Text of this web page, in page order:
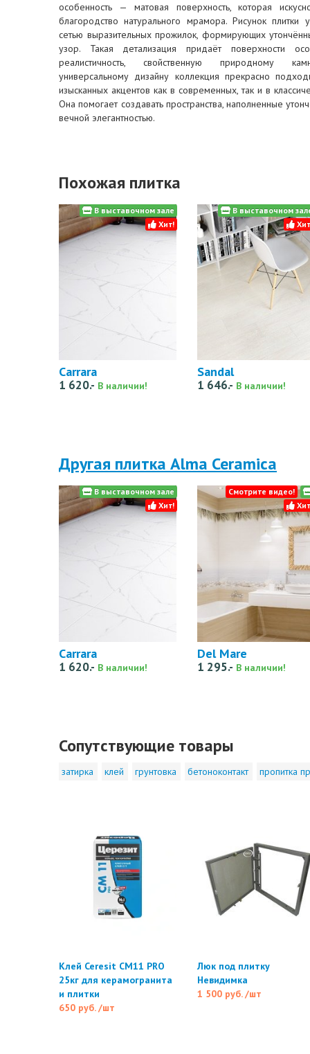
особенность — матовая поверхность, которая
благородство натурального мрамора. Рисунок плитки
сетью выразительных прожилок, формирующих
узор. Такая детализация придаёт поверхности
реалистичность, свойственную природному
универсальному дизайну коллекция прекрасно
изысканных акцентов как в современных, так и в
Она помогает создавать пространства, наполненные
вечной элегантностью.
Похожая плитка
Carrara
1 620.- В наличии!
В выставочном зале
Хит!
Sandal
1 646.- В наличии!
В выставочном
Другая плитка Alma Ceramica
Carrara
1 620.- В наличии!
В выставочном зале
Хит!
Del Mare
1 295.- В наличии!
Смотрите видео!
Сопутствующие товары
затирка клей грунтовка бетоноконтакт пропитка
Клей Ceresit CM11 PRO
25кг для керамогранита
и плитки
650 руб./шт
Люк под плитку
Невидимка
1 500 руб./шт